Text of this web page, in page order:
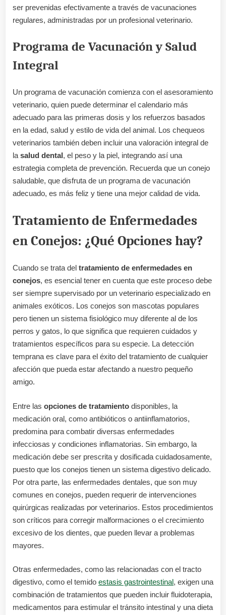
ser prevenidas efectivamente a través de vacunaciones
regulares, administradas por un profesional veterinario.
Programa de Vacunación y Salud
Integral
Un programa de vacunación comienza con el asesoramiento
veterinario, quien puede determinar el calendario más
adecuado para las primeras dosis y los refuerzos basados
en la edad, salud y estilo de vida del animal. Los chequeos
veterinarios también deben incluir una valoración integral de
la salud dental, el peso y la piel, integrando así una
estrategia completa de prevención. Recuerda que un conejo
saludable, que disfruta de un programa de vacunación
adecuado, es más feliz y tiene una mejor calidad de vida.
Tratamiento de Enfermedades
en Conejos: ¿Qué Opciones hay?
Cuando se trata del tratamiento de enfermedades en
conejos, es esencial tener en cuenta que este proceso debe
ser siempre supervisado por un veterinario especializado en
animales exóticos. Los conejos son mascotas populares
pero tienen un sistema fisiológico muy diferente al de los
perros y gatos, lo que significa que requieren cuidados y
tratamientos específicos para su especie. La detección
temprana es clave para el éxito del tratamiento de cualquier
afección que pueda estar afectando a nuestro pequeño
amigo.
Entre las opciones de tratamiento disponibles, la
medicación oral, como antibióticos o antiinflamatorios,
predomina para combatir diversas enfermedades
infecciosas y condiciones inflamatorias. Sin embargo, la
medicación debe ser prescrita y dosificada cuidadosamente,
puesto que los conejos tienen un sistema digestivo delicado.
Por otra parte, las enfermedades dentales, que son muy
comunes en conejos, pueden requerir de intervenciones
quirúrgicas realizadas por veterinarios. Estos procedimientos
son críticos para corregir malformaciones o el crecimiento
excesivo de los dientes, que pueden llevar a problemas
mayores.
Otras enfermedades, como las relacionadas con el tracto
digestivo, como el temido estasis gastrointestinal, exigen una
combinación de tratamientos que pueden incluir fluidoterapia,
medicamentos para estimular el tránsito intestinal y una dieta